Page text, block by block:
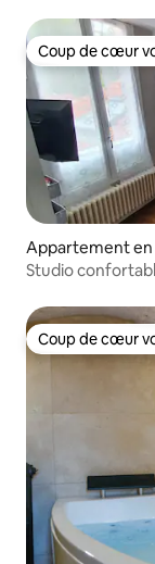
Coup de cœur
Coup de cœur
Appartement en
Studio
Coup de cœur
Coup de cœur